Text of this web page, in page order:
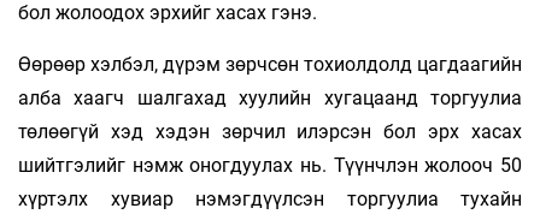
бол жолоодох эрхийг хасах гэнэ.
Өөрөөр хэлбэл, дүрэм зөрчсөн тохиолдолд цагдаагийн
алба хаагч шалгахад хуулийн хугацаанд торгуулиа
төлөөгүй хэд хэдэн зөрчил илэрсэн бол эрх хасах
шийтгэлийг нэмж оногдуулах нь. Түүнчлэн жолооч 50
хүртэлх хувиар нэмэгдүүлсэн торгуулиа тухайн